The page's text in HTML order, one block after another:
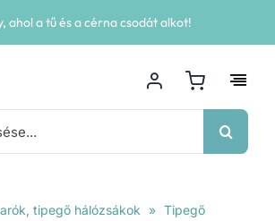
ahol a tű és a cérna csodát alkot!
tipegő hálózsákok » Tipegő